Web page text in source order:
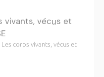
vivants, vécus et
corps vivants, vécus et